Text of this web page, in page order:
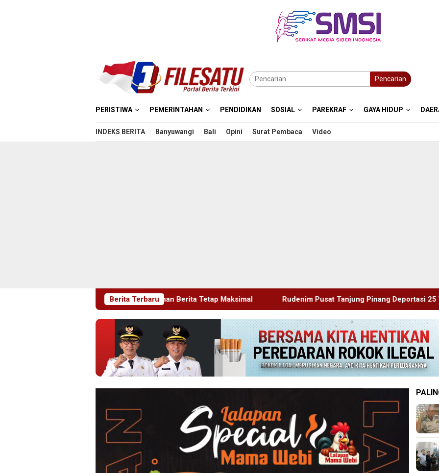
Pencarian
PERISTIWA PEMERINTAHAN PENDIDIKAN SOSIAL PAREKRAF GAYA HIDUP
INDEKS BERITA Banyuwangi Bali Opini Surat Pembaca Video
Berita Terbaru
Pastikan Pelayanan Berita Tetap Maksimal Rudenim Pusat Tanjung Pinang Deportasi 25 Warga Negara Vietnam